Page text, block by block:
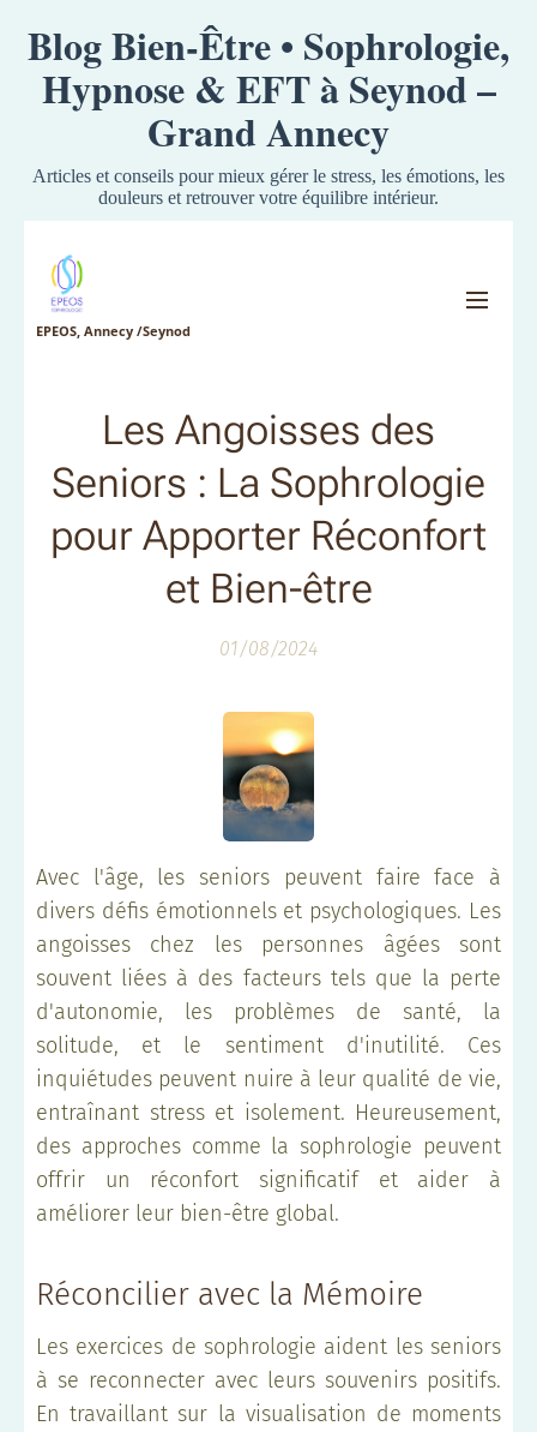
Blog Bien-Être • Sophrologie,
Hypnose & EFT à Seynod –
Grand Annecy
Articles et conseils pour mieux gérer le stress, les émotions, les
douleurs et retrouver votre équilibre intérieur.
EPEOS, Annecy /Seynod
Les Angoisses des
Seniors : La Sophrologie
pour Apporter Réconfort
et Bien-être
01/08/2024
Avec l'âge, les seniors peuvent faire face à
divers défis émotionnels et psychologiques. Les
angoisses chez les personnes âgées sont
souvent liées à des facteurs tels que la perte
d'autonomie, les problèmes de santé, la
solitude, et le sentiment d'inutilité. Ces
inquiétudes peuvent nuire à leur qualité de vie,
entraînant stress et isolement. Heureusement,
des approches comme la sophrologie peuvent
offrir un réconfort significatif et aider à
améliorer leur bien-être global.
Réconcilier avec la Mémoire
Les exercices de sophrologie aident les seniors
à se reconnecter avec leurs souvenirs positifs.
En travaillant sur la visualisation de moments